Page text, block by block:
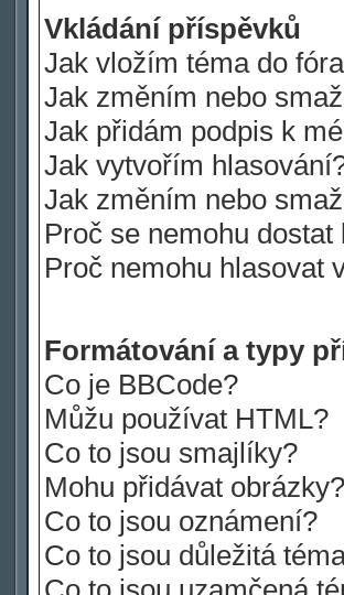
Vkládání příspěvků
Jak vložím téma do
Jak změním nebo
Jak přidám podpis k
Jak vytvořím
Jak změním nebo
Proč se nemohu dostat
Proč nemohu hlasovat
Formátování a typy
Co je BBCode?
Můžu používat HTML?
Co to jsou smajlíky?
Mohu přidávat obrázky?
Co to jsou oznámení?
Co to jsou důležitá